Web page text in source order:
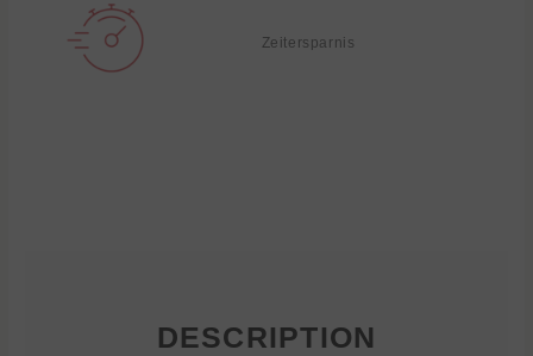
Zeitersparnis
DESCRIPTION